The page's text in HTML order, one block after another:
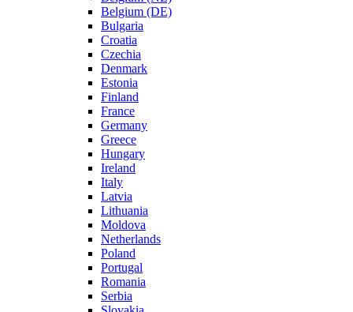
Belgium (DE)
Bulgaria
Croatia
Czechia
Denmark
Estonia
Finland
France
Germany
Greece
Hungary
Ireland
Italy
Latvia
Lithuania
Moldova
Netherlands
Poland
Portugal
Romania
Serbia